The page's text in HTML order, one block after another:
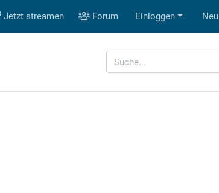
Jetzt streamen Forum Einloggen